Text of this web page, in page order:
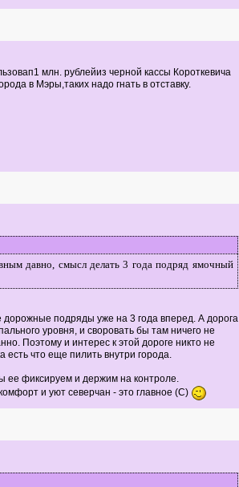
млн. рублейиз черной кассы Короткевича
в Мэры,таких надо гнать в отставку.
давно, смысл делать 3 года подряд ямочный
дорожные подряды уже на 3 года вперед. А дорога
уровня, и своровать бы там ничего не
Поэтому и интерес к этой дороге никто не
есть что еще пилить внутри города.
ее фиксируем и держим на контроле.
и уют северчан - это главное (C)